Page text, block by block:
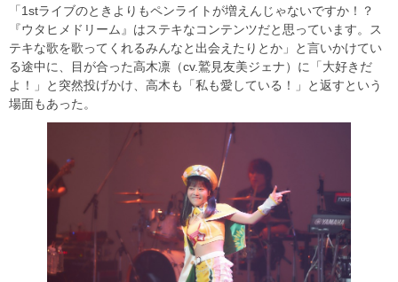
「1stライブのときよりもペンライトが増えんじゃないですか！？
『ウタヒメドリーム』はステキなコンテンツだと思っています。ス
テキな歌を歌ってくれるみんなと出会えたりとか」と言いかけてい
る途中に、目が合った高木凛（cv.鷲見友美ジェナ）に「大好きだ
よ！」と突然投げかけ、高木も「私も愛している！」と返すという
場面もあった。